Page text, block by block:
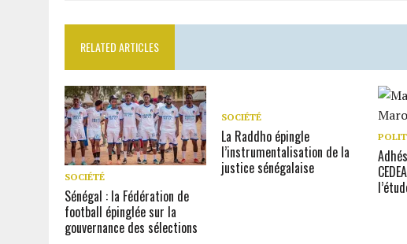
RELATED ARTICLES
SOCIÉTÉ
Sénégal : la Fédération de
football épinglée sur la
gouvernance des sélections
SOCIÉTÉ
La Raddho épingle
l’instrumentalisation de la
justice sénégalaise